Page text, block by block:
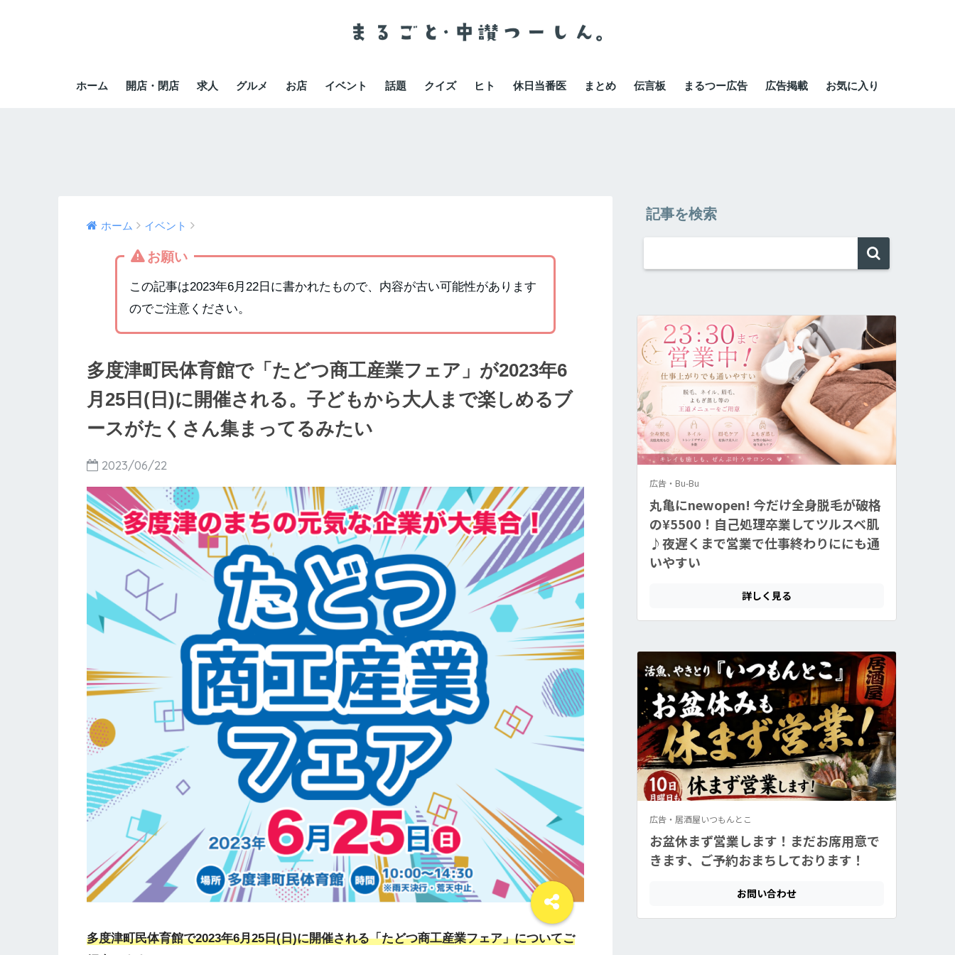
ホーム 開店・閉店 求人 グルメ お店 イベント 話題 クイズ ヒト 休日当番医 まとめ 伝言板 まるつー広告 広告掲載 お気に入り
ホーム イベント
お願い
この記事は2023年6月22日に書かれたもので、内容が古い可能性があります
のでご注意ください。
多度津町民体育館で「たどつ商工産業フェア」が2023年6
月25日(日)に開催される。子どもから大人まで楽しめるブ
ースがたくさん集まってるみたい
2023/06/22
多度津町民体育館で2023年6月25日(日)に開催される「たどつ商工産業フェア」についてご
記事を検索